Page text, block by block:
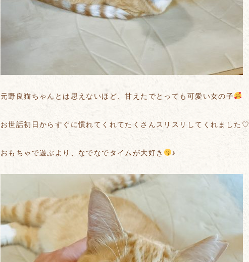
元野良猫ちゃんとは思えないほど、甘えたでとっても可愛い女の子
お世話初日からすぐに慣れてくれてたくさんスリスリしてくれました♡
おもちゃで遊ぶより、なでなでタイムが大好き ♪